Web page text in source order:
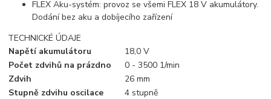
FLEX Aku-systém: provoz se všemi FLEX 18 V akumulátory.
Dodání bez aku a dobíjecího zařízení
TECHNICKÉ ÚDAJE
Napětí akumulátoru
18,0 V
Počet zdvihů na prázdno
0 - 3500 1/min
Zdvih
26 mm
Stupně zdvihu oscilace
4 stupně